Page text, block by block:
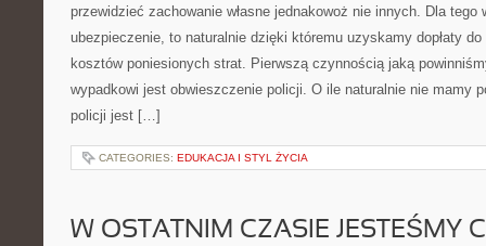
przewidzieć zachowanie własne jednakowoż nie innych. Dla tego
ubezpieczenie, to naturalnie dzięki któremu uzyskamy dopłaty
kosztów poniesionych strat. Pierwszą czynnością jaką
wypadkowi jest obwieszczenie policji. O ile naturalnie nie mamy
policji jest […]
CATEGORIES: EDUKACJA I STYL ŻYCIA
W OSTATNIM CZASIE JESTEŚMY